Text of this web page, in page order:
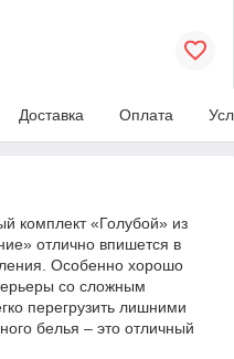
Доставка Оплата
комплект «Голубой» из
отлично впишется в
Особенно хорошо
со сложным
перегрузить лишними
белья – это отличный